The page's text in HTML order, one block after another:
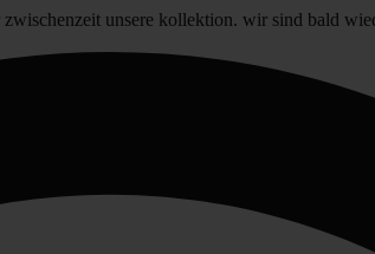
unsere kollektion. wir sind bald